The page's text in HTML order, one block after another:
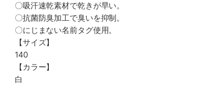
〇吸汗速乾素材で乾きが早い。
〇抗菌防臭加工で臭いを抑制。
〇にじまない名前タグ使用。
【サイズ】
140
【カラー】
白